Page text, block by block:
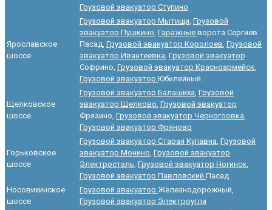
Грузовой эвакуатор Ступино
Ярославское
шоссе
Грузовой эвакуатор Мытищи, Грузовой
эвакуатор Пушкино, Гаражные ворота Сергиев
Пасад, Грузовой эвакуатор Королоев, Грузовой
эвакуатор Ивантеевка, Грузовой эвакуатор
Софрино, Грузовой эвакуатор Красноармейск,
Грузовой эвакуатор Юбилейный
Щелковское
шоссе
Грузовой эвакуатор Балашиха, Грузовой
эвакуатор Щелково, Грузовой эвакуатор
Фрязино, Грузовой эвакуатор Черногоовка,
Грузовой эвакуатор Фряново
Горьковское
шоссе
Грузовой эвакуатор Старая Купавна, Грузовой
эвакуатор Монино, Грузовой эвакуатор
Электросталь, Грузовой эвакуатор Ногинск,
Грузовой эвакуатор Павловский Пасад
Носовихинское
шоссе
Грузовой эвакуатор Железнодорожный,
Грузовой эвакуатор Электроугли